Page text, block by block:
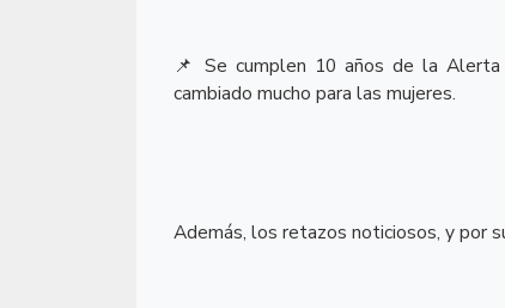
📌
Se cumplen 10 años de la
cambiado mucho para las mujeres.
Además, los retazos noticiosos, y por